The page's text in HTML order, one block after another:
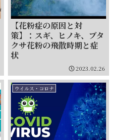
【花粉症の原因と対
策】：スギ、ヒノキ、ブタ
クサ花粉の飛散時期と症
状
2023.02.26
ウイルス・コロナ